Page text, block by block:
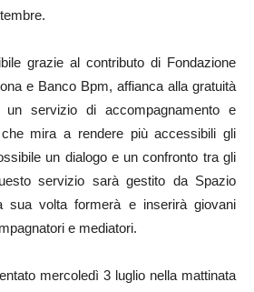
grazie al contributo di Fondazione
e Banco Bpm, affianca alla gratuità
servizio di accompagnamento e
mira a rendere più accessibili gli
un dialogo e un confronto tra gli
servizio sarà gestito da Spazio
sua volta formerà e inserirà giovani
e mediatori.
mercoledì 3 luglio nella mattinata